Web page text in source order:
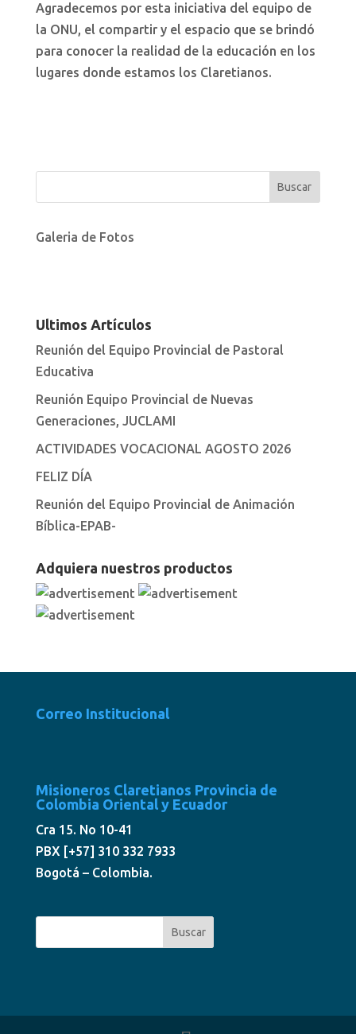
Agradecemos por esta iniciativa del equipo de
la ONU, el compartir y el espacio que se brindó
para conocer la realidad de la educación en los
lugares donde estamos los Claretianos.
Galeria de Fotos
Ultimos Artículos
Reunión del Equipo Provincial de Pastoral
Educativa
Reunión Equipo Provincial de Nuevas
Generaciones, JUCLAMI
ACTIVIDADES VOCACIONAL AGOSTO 2026
FELIZ DÍA
Reunión del Equipo Provincial de Animación
Bíblica-EPAB-
Adquiera nuestros productos
Correo Institucional
Misioneros Claretianos Provincia de
Colombia Oriental y Ecuador
Cra 15. No 10-41
PBX [+57] 310 332 7933
Bogotá – Colombia.